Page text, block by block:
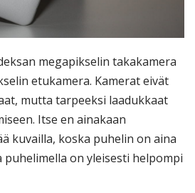
megapikselin takakamera
etukamera. Kamerat eivät
mutta tarpeeksi laadukkaat
Itse en ainakaan
kuvailla, koska puhelin on aina
puhelimella on yleisesti helpompi